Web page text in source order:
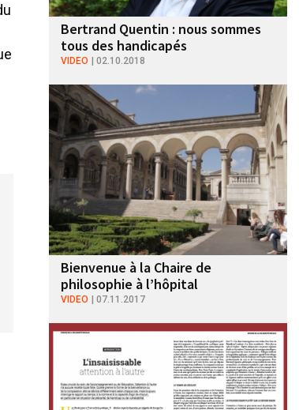
Bertrand Quentin : nous sommes
tous des handicapés
VIDEO 02.10.2018
Bienvenue à la Chaire de
philosophie à l’hôpital
VIDEO 07.11.2017